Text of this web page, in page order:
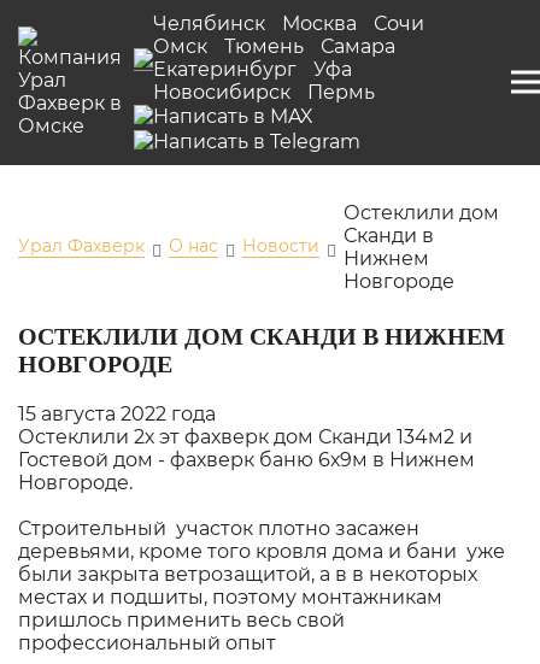
Челябинск Москва
Сочи
Омск
Тюмень
Самара
Екатеринбург
Уфа
Новосибирск
Пермь
Урал Фахверк О нас Новости
Остеклили дом
Сканди в
Нижнем
Новгороде
ОСТЕКЛИЛИ ДОМ СКАНДИ В НИЖНЕМ
НОВГОРОДЕ
15 августа 2022 года
Остеклили 2х эт фахверк дом Сканди 134м2 и
Гостевой дом - фахверк баню 6х9м в Нижнем
Новгороде.
Строительный участок плотно засажен
деревьями, кроме того кровля дома и бани уже
были закрыта ветрозащитой, а в в некоторых
местах и подшиты, поэтому монтажникам
пришлось применить весь свой
профессиональный опыт